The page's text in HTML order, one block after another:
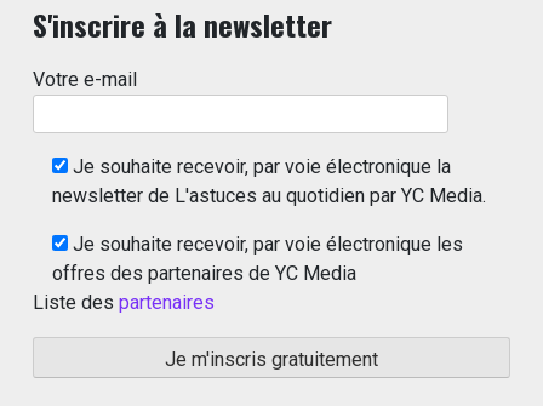
S'inscrire à la newsletter
Votre e-mail
Je souhaite recevoir, par voie électronique la
newsletter de L'astuces au quotidien par YC Media.
Je souhaite recevoir, par voie électronique les
offres des partenaires de YC Media
Liste des partenaires